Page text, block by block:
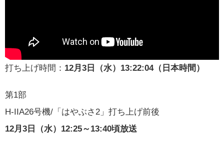
打ち上げ時間： 12月3日（水）13:22:04（日本時間）
第1部
H-IIA26号機/「はやぶさ2」打ち上げ前後
12月3日（水）12:25～13:40頃放送